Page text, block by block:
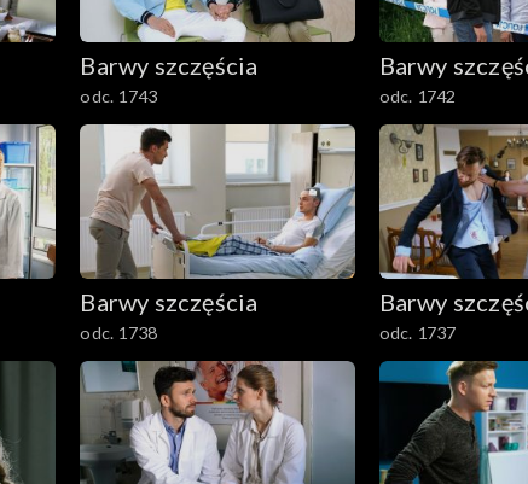
Barwy szczęścia
odc. 1743
Barwy
odc. 1742
Barwy szczęścia
odc. 1738
Barwy
odc. 1737